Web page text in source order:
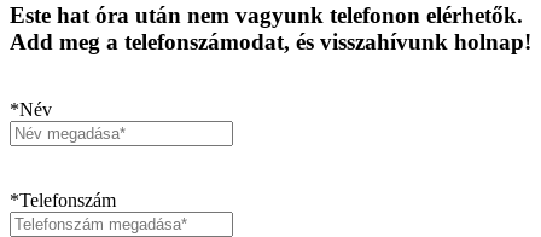
Este hat óra után nem vagyunk telefonon elérhetők.
Add meg a telefonszámodat, és visszahívunk holnap!
*Név
*Telefonszám